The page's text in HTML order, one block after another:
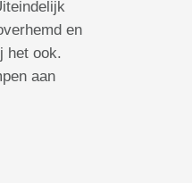
en
het ook.
aan